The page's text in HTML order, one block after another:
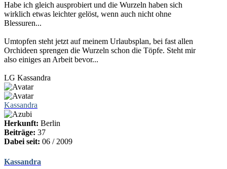
Habe ich gleich ausprobiert und die Wurzeln haben sich
wirklich etwas leichter gelöst, wenn auch nicht ohne
Blessuren...
Umtopfen steht jetzt auf meinem Urlaubsplan, bei fast allen
Orchideen sprengen die Wurzeln schon die Töpfe. Steht mir
also einiges an Arbeit bevor...
LG Kassandra
Kassandra
Herkunft: Berlin
Beiträge: 37
Dabei seit: 06 / 2009
Kassandra